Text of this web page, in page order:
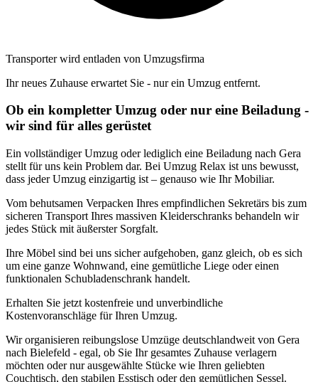
Transporter wird entladen von Umzugsfirma
Ihr neues Zuhause erwartet Sie - nur ein Umzug entfernt.
Ob ein kompletter Umzug oder nur eine Beiladung -
wir sind für alles gerüstet
Ein vollständiger Umzug oder lediglich eine Beiladung nach Gera
stellt für uns kein Problem dar. Bei Umzug Relax ist uns bewusst,
dass jeder Umzug einzigartig ist – genauso wie Ihr Mobiliar.
Vom behutsamen Verpacken Ihres empfindlichen Sekretärs bis zum
sicheren Transport Ihres massiven Kleiderschranks behandeln wir
jedes Stück mit äußerster Sorgfalt.
Ihre Möbel sind bei uns sicher aufgehoben, ganz gleich, ob es sich
um eine ganze Wohnwand, eine gemütliche Liege oder einen
funktionalen Schubladenschrank handelt.
Erhalten Sie jetzt kostenfreie und unverbindliche
Kostenvoranschläge für Ihren Umzug.
Wir organisieren reibungslose Umzüge deutschlandweit von Gera
nach Bielefeld - egal, ob Sie Ihr gesamtes Zuhause verlagern
möchten oder nur ausgewählte Stücke wie Ihren geliebten
Couchtisch, den stabilen Esstisch oder den gemütlichen Sessel.